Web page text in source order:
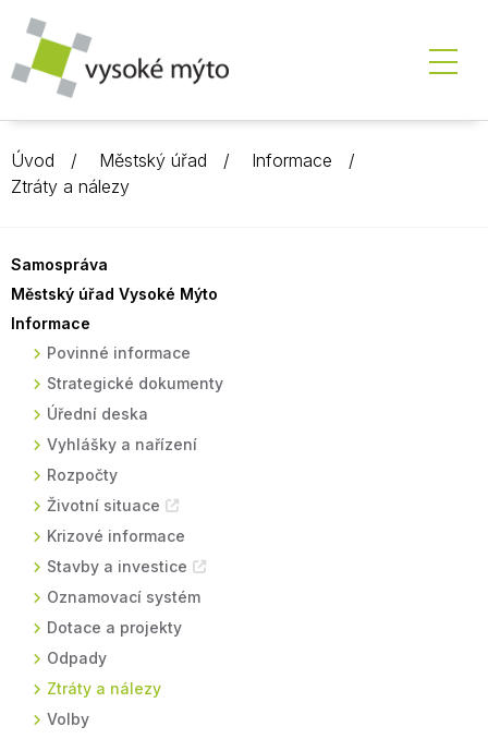
Úvod Městský úřad
Informace
Ztráty a nálezy
Samospráva
Městský úřad Vysoké Mýto
Informace
Povinné informace
Strategické dokumenty
Úřední deska
Vyhlášky a nařízení
Rozpočty
Životní situace
Krizové informace
Stavby a investice
Oznamovací systém
Dotace a projekty
Odpady
Ztráty a nálezy
Volby